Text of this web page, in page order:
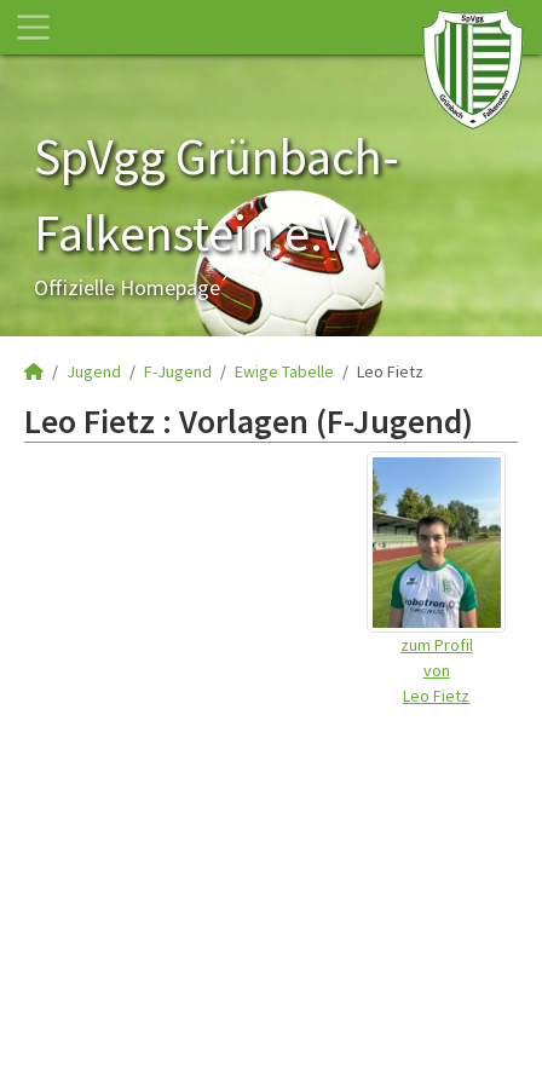
SpVgg Grünbach-
Falkenstein e.V.
Offizielle Homepage
Jugend F-Jugend Ewige Tabelle Leo Fietz
Leo Fietz : Vorlagen (F-Jugend)
zum Profil
von
Leo Fietz